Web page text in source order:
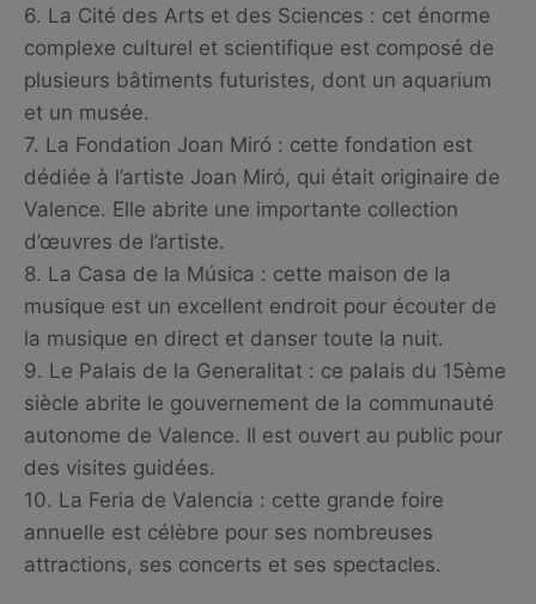
6. La Cité des Arts et des Sciences : cet énorme
complexe culturel et scientifique est composé de
plusieurs bâtiments futuristes, dont un aquarium
et un musée.
7. La Fondation Joan Miró : cette fondation est
dédiée à l’artiste Joan Miró, qui était originaire de
Valence. Elle abrite une importante collection
d’œuvres de l’artiste.
8. La Casa de la Música : cette maison de la
musique est un excellent endroit pour écouter de
la musique en direct et danser toute la nuit.
9. Le Palais de la Generalitat : ce palais du 15ème
siècle abrite le gouvernement de la communauté
autonome de Valence. Il est ouvert au public pour
des visites guidées.
10. La Feria de Valencia : cette grande foire
annuelle est célèbre pour ses nombreuses
attractions, ses concerts et ses spectacles.